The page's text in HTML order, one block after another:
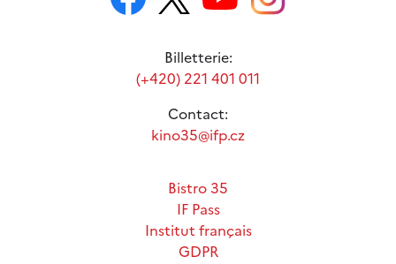
Billetterie:
(+420) 221 401 011
Contact:
kino35@ifp.cz
Bistro 35
IF Pass
Institut français
GDPR